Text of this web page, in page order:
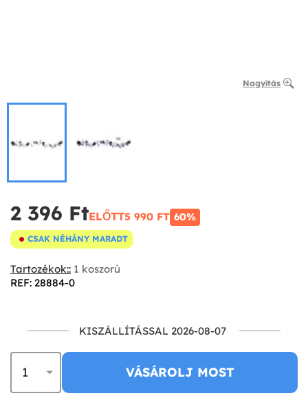
Nagyítás
2 396 Ft‎ELŐTT5 990 FT‎ 60%
CSAK NÉHÁNY MARADT
Tartozékok:: 1 koszorú
REF: 28884-0
KISZÁLLÍTÁSSAL 2026-08-07
VÁSÁROLJ MOST